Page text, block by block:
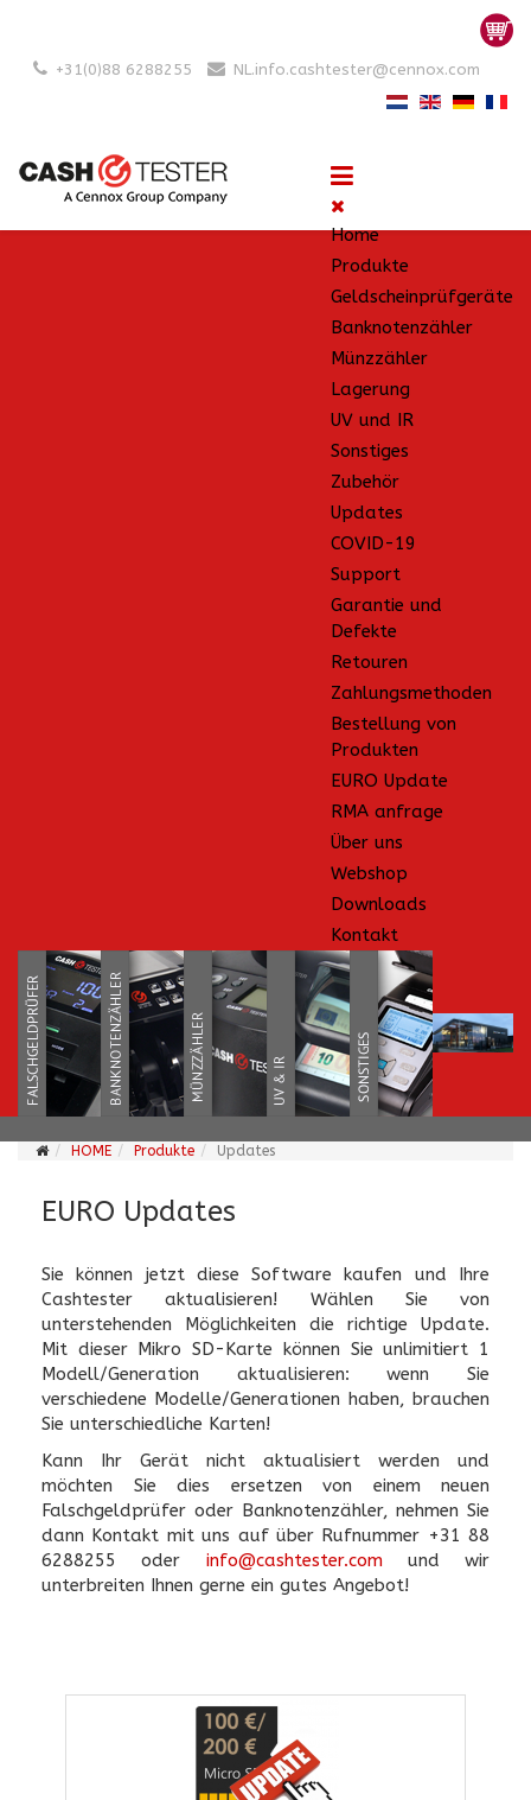
+31(0)88 6288255 NL.info.cashtester@cennox.com
Home
Produkte
Geldscheinprüfgeräte
Banknotenzähler
Münzzähler
Lagerung
UV und IR
Sonstiges
Zubehör
Updates
COVID-19
Support
Garantie und
Defekte
Retouren
Zahlungsmethoden
Bestellung von
Produkten
EURO Update
RMA anfrage
Über uns
Webshop
Downloads
Kontakt
HOME Produkte Updates
EURO Updates
Sie können jetzt diese Software kaufen und Ihre
Cashtester aktualisieren! Wählen Sie von
unterstehenden Möglichkeiten die richtige Update.
Mit dieser Mikro SD-Karte können Sie unlimitiert 1
Modell/Generation aktualisieren: wenn Sie
verschiedene Modelle/Generationen haben, brauchen
Sie unterschiedliche Karten!
Kann Ihr Gerät nicht aktualisiert werden und
möchten Sie dies ersetzen von einem neuen
Falschgeldprüfer oder Banknotenzähler, nehmen Sie
dann Kontakt mit uns auf über Rufnummer +31 88
6288255 oder info@cashtester.comund wir
unterbreiten Ihnen gerne ein gutes Angebot!